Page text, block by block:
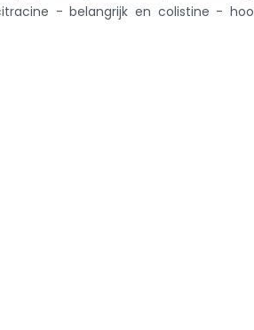
- belangrijk en colistine -